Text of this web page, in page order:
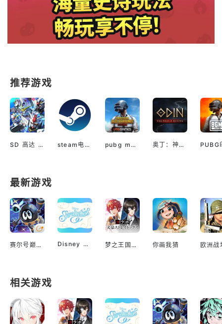
推荐游戏
SD 高达 G世代 永恒（国际服） steam电脑版下载 pubg mobile最新版本 奥丁：神判（国际服）
最新游戏
赛尔号巅峰之战 Disney Sparklink Stars 梦之王国与沉睡的100王子 你画我猜
相关游戏